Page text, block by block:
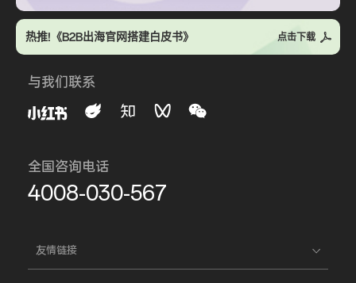
热推!《B2B出海官网搭建白皮书》 点击下载
与我们联系
全国咨询电话
4008-030-567
友情链接